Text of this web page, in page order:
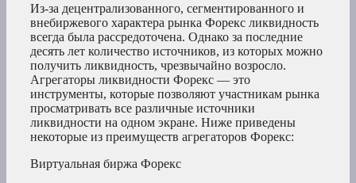
Из-за децентрализованного, сегментированного и
внебиржевого характера рынка Форекс ликвидность
всегда была рассредоточена. Однако за последние
десять лет количество источников, из которых можно
получить ликвидность, чрезвычайно возросло.
Агрегаторы ликвидности Форекс — это
инструменты, которые позволяют участникам рынка
просматривать все различные источники
ликвидности на одном экране. Ниже приведены
некоторые из преимуществ агрегаторов Форекс:
Виртуальная биржа Форекс